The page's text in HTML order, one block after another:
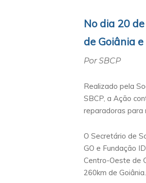
No dia 20
de Goiânia
Por SBCP
Realizado pela
SBCP, a Ação
reparadoras para
O Secretário de
GO e Fundação
Centro-Oeste de
260km de Goiânia.